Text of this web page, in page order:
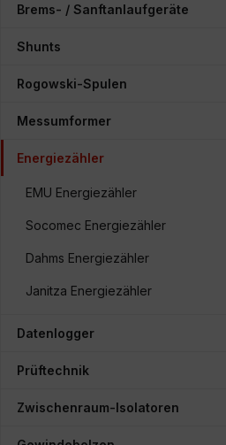
Brems- / Sanftanlaufgeräte
Shunts
Rogowski-Spulen
Messumformer
Energiezähler
EMU Energiezähler
Socomec Energiezähler
Dahms Energiezähler
Janitza Energiezähler
Datenlogger
Prüftechnik
Zwischenraum-Isolatoren